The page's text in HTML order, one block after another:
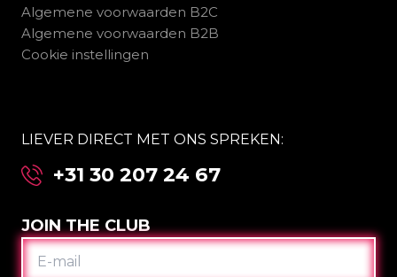
Algemene voorwaarden B2C
Algemene voorwaarden B2B
Cookie instellingen
LIEVER DIRECT MET ONS SPREKEN:
+31 30 207 24 67
JOIN THE CLUB
E-
MAIL